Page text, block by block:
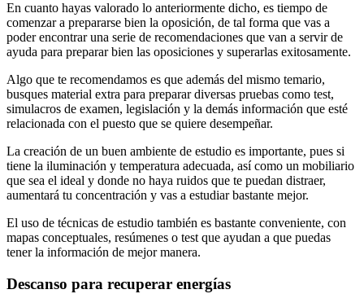
En cuanto hayas valorado lo anteriormente dicho, es tiempo de
comenzar a prepararse bien la oposición, de tal forma que vas a
poder encontrar una serie de recomendaciones que van a servir de
ayuda para preparar bien las oposiciones y superarlas exitosamente.
Algo que te recomendamos es que además del mismo temario,
busques material extra para preparar diversas pruebas como test,
simulacros de examen, legislación y la demás información que esté
relacionada con el puesto que se quiere desempeñar.
La creación de un buen ambiente de estudio es importante, pues si
tiene la iluminación y temperatura adecuada, así como un mobiliario
que sea el ideal y donde no haya ruidos que te puedan distraer,
aumentará tu concentración y vas a estudiar bastante mejor.
El uso de técnicas de estudio también es bastante conveniente, con
mapas conceptuales, resúmenes o test que ayudan a que puedas
tener la información de mejor manera.
Descanso para recuperar energías